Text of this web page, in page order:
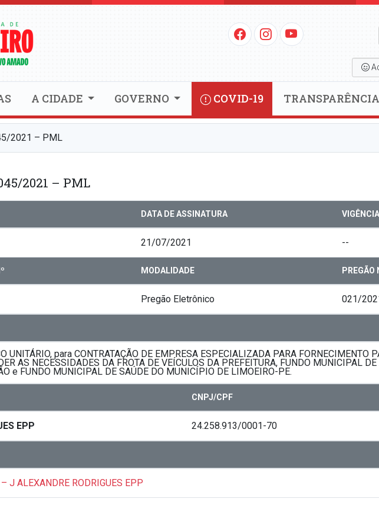
A CIDADE GOVERNO COVID-19 TRANSPARÊNCIA
2021 – PML
2021 – PML
DATA DE ASSINATURA
21/07/2021 --
MODALIDADE PREGÃO
Pregão Eletrônico 021/
UNITÁRIO, para CONTRATAÇÃO DE EMPRESA ESPECIALIZADA PARA FORNECIMENTO
AS NECESSIDADES DA FROTA DE VEÍCULOS DA PREFEITURA, FUNDO MUNICIPAL
e FUNDO MUNICIPAL DE SAÚDE DO MUNICÍPIO DE LIMOEIRO-PE.
CNPJ/CPF
EPP 24.258.913/0001-70
J ALEXANDRE RODRIGUES EPP